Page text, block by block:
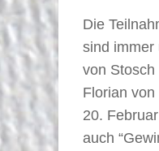
Die
sind immer
von
Florian
20.
auch